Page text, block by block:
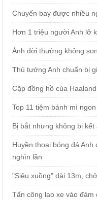
Chuyến bay được nhiều
Hơn 1 triệu người Anh lỡ
Ảnh đời thường không
Thủ tướng Anh chuẩn bị
Cặp đồng hồ của
Top 11 tiệm bánh mì
Bị bắt nhưng không bị
Huyền thoại bóng đá
nghìn lần
"Siêu xuồng" dài 13m,
Tấn công lao xe vào